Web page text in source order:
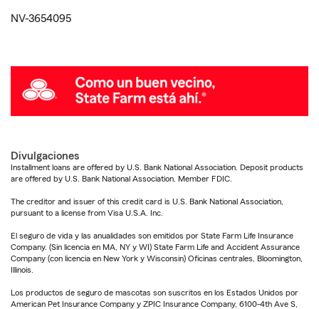
NV-3654095
Divulgaciones
Installment loans are offered by U.S. Bank National Association. Deposit products
are offered by U.S. Bank National Association. Member FDIC.
The creditor and issuer of this credit card is U.S. Bank National Association,
pursuant to a license from Visa U.S.A. Inc.
El seguro de vida y las anualidades son emitidos por State Farm Life Insurance
Company. (Sin licencia en MA, NY y WI) State Farm Life and Accident Assurance
Company (con licencia en New York y Wisconsin) Oficinas centrales, Bloomington,
Illinois.
Los productos de seguro de mascotas son suscritos en los Estados Unidos por
American Pet Insurance Company y ZPIC Insurance Company, 6100-4th Ave S,